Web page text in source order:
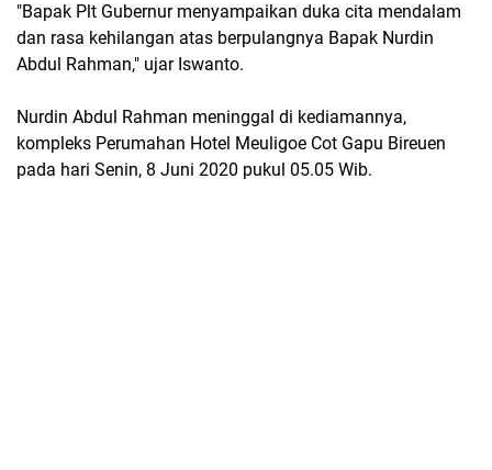
"Bapak Plt Gubernur menyampaikan duka cita mendalam
dan rasa kehilangan atas berpulangnya Bapak Nurdin
Abdul Rahman," ujar Iswanto.
Nurdin Abdul Rahman meninggal di kediamannya,
kompleks Perumahan Hotel Meuligoe Cot Gapu Bireuen
pada hari Senin, 8 Juni 2020 pukul 05.05 Wib.